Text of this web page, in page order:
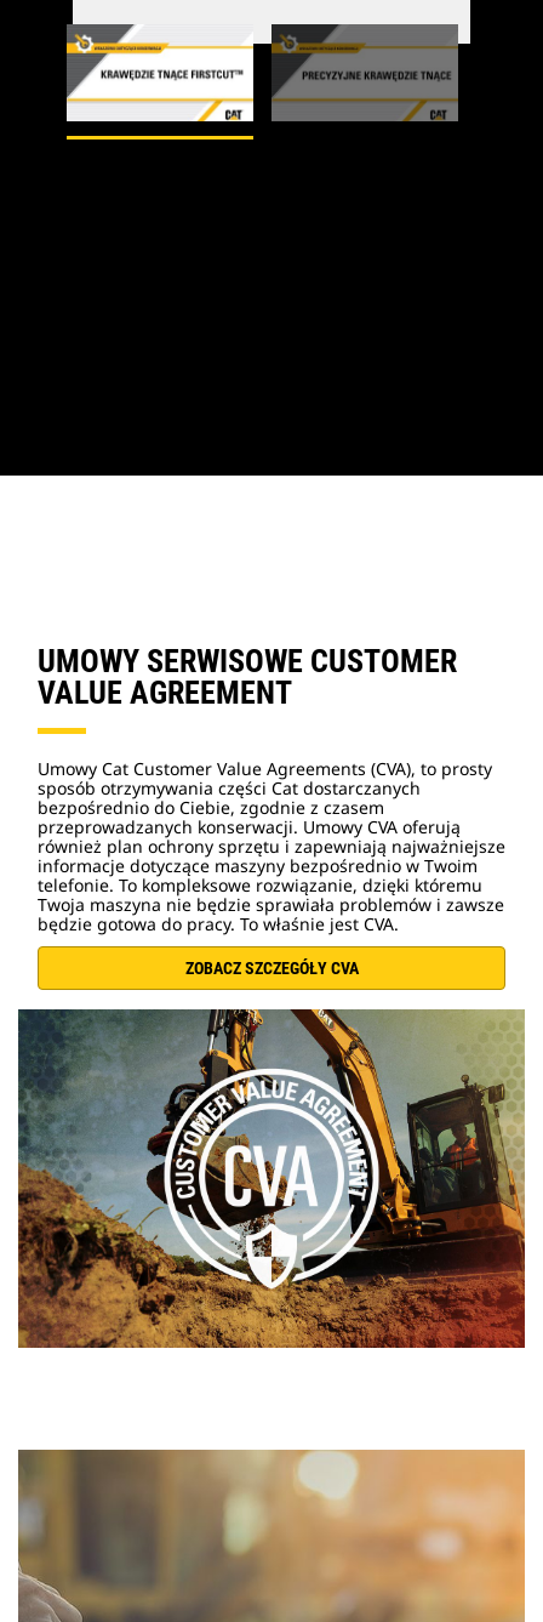
UMOWY SERWISOWE CUSTOMER
VALUE AGREEMENT
Umowy Cat Customer Value Agreements (CVA), to prosty
sposób otrzymywania części Cat dostarczanych
bezpośrednio do Ciebie, zgodnie z czasem
przeprowadzanych konserwacji. Umowy CVA oferują
również plan ochrony sprzętu i zapewniają najważniejsze
informacje dotyczące maszyny bezpośrednio w Twoim
telefonie. To kompleksowe rozwiązanie, dzięki któremu
Twoja maszyna nie będzie sprawiała problemów i zawsze
będzie gotowa do pracy. To właśnie jest CVA.
ZOBACZ SZCZEGÓŁY CVA